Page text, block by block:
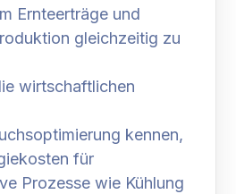
Ernteerträge und
gleichzeitig zu
wirtschaftlichen
kennen,
für
Prozesse wie Kühlung